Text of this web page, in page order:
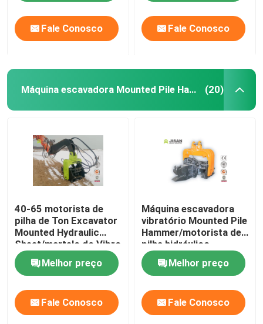
martelo EDT450
Fale Conosco Fale Conosco
Máquina escavadora Mounted Pile Hammer (20)
40-65 motorista de
pilha de Ton Excavator
Mounted Hydraulic
Sheet/martelo do Vibro
Melhor preço
Fale Conosco
Máquina escavadora
vibratório Mounted Pile
Hammer/motorista de
pilha hidráulico
Melhor preço
Fale Conosco